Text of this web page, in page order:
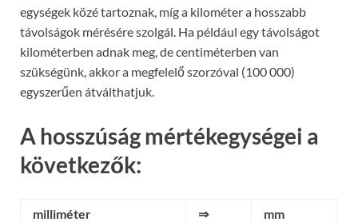
egységek közé tartoznak, míg a kilométer a hosszabb
távolságok mérésére szolgál. Ha például egy távolságot
kilométerben adnak meg, de centiméterben van
szükségünk, akkor a megfelelő szorzóval (100 000)
egyszerűen átválthatjuk.
A hosszúság mértékegységei a
következők:
milliméter ⇒
mm